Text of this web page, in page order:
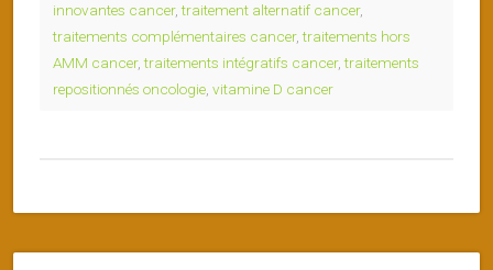
innovantes cancer,traitement alternatif cancer,
traitements complémentaires cancer,traitements hors
AMM cancer,traitements intégratifs cancer,traitements
repositionnés oncologie vitamine D cancer